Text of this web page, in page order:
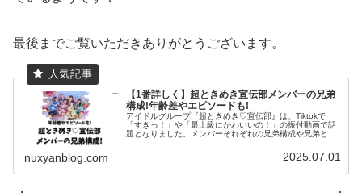
最後までご覧いただきありがとうございます。
【1番詳しく】超ときめき宣伝部メンバーの兄弟
構成!年齢差やエピソードも!
アイドルグループ『超ときめき♡宣伝部』は、Tiktokで
「すきっ！」や「最上級にかわいいの！」の振付動画で話
題となりました。メンバーそれぞれの兄弟構成や兄弟との
nuxyanblog.com 2025.07.01